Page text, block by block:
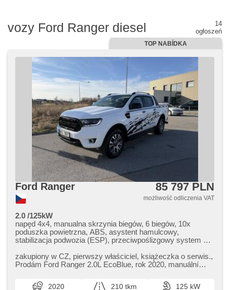
vozy Ford Ranger diesel
14
ogłoszeń
TOP NABÍDKA
Ford Ranger 85 797 PLN
możliwość odliczenia VAT
2.0 /125kW
napęd 4x4, manualna skrzynia biegów, 6 biegów, 10x
poduszka powietrzna, ABS, asystent hamulcowy,
stabilizacja podwozia (ESP), przeciwpoślizgowy system kół
podczas zjazdu, asistent rozjezdu do kopce (HSA),
asystent pasa ruchu, asistent jízdy v jízdním pruhu,
holowniczy, wspomaganie układu kierowniczego,
zakupiony w CZ,​ pierwszy właściciel,​ książeczka o serwis.,​
Prodám Ford Ranger 2.0L EcoBlue,​ rok 2020,​ manuální
2020 210 tkm
125 kW